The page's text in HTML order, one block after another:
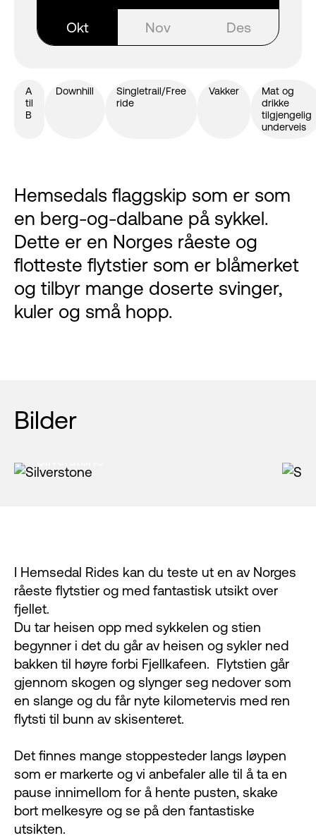
Okt Nov Des
A
til
B
Downhill
Singletrail/Free
ride
Vakker
Mat og
drikke
tilgjengelig
underveis
Hemsedals flaggskip som er som
en berg-og-dalbane på sykkel.
Dette er en Norges råeste og
flotteste flytstier som er blåmerket
og tilbyr mange doserte svinger,
kuler og små hopp.
Bilder
I Hemsedal Rides kan du teste ut en av Norges
råeste flytstier og med fantastisk utsikt over
fjellet.
Du tar heisen opp med sykkelen og stien
begynner i det du går av heisen og sykler ned
bakken til høyre forbi Fjellkafeen. Flytstien går
gjennom skogen og slynger seg nedover som
en slange og du får nyte kilometervis med ren
flytsti til bunn av skisenteret.
Det finnes mange stoppesteder langs løypen
som er markerte og vi anbefaler alle til å ta en
pause innimellom for å hente pusten, skake
bort melkesyre og se på den fantastiske
utsikten.